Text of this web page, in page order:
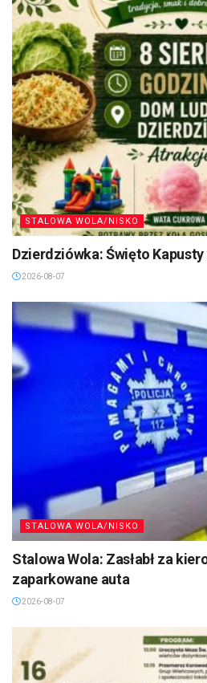
STALOWA WOLA/NISKO
Dzierdziówka: Święto
2026-08-07
STALOWA WOLA/NISKO
Stalowa Wola: Zasłabł za
zaparkowane auta
2026-08-07